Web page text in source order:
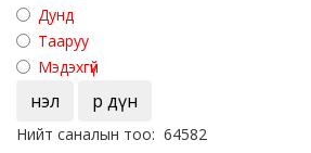
Дунд
Тааруу
Мэдэхгүй
Үнэл Үр дүн
Нийт саналын тоо: 64582